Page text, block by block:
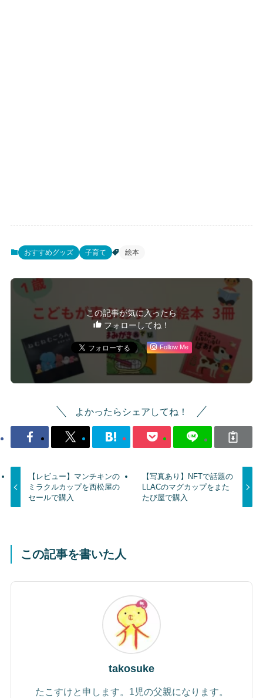
おすすめグッズ 子育て 絵本
この記事が気に入ったら
フォローしてね！
Follow Me
よかったらシェアしてね！
【レビュー】マンチキンの
ミラクルカップを西松屋の
セールで購入
【写真あり】NFTで話題の
LLACのマグカップをまた
たび屋で購入
この記事を書いた人
takosuke
たこすけと申します。1児の父親になります。